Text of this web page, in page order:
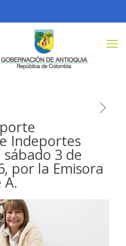
Indeportes
3 de
por la Emisora